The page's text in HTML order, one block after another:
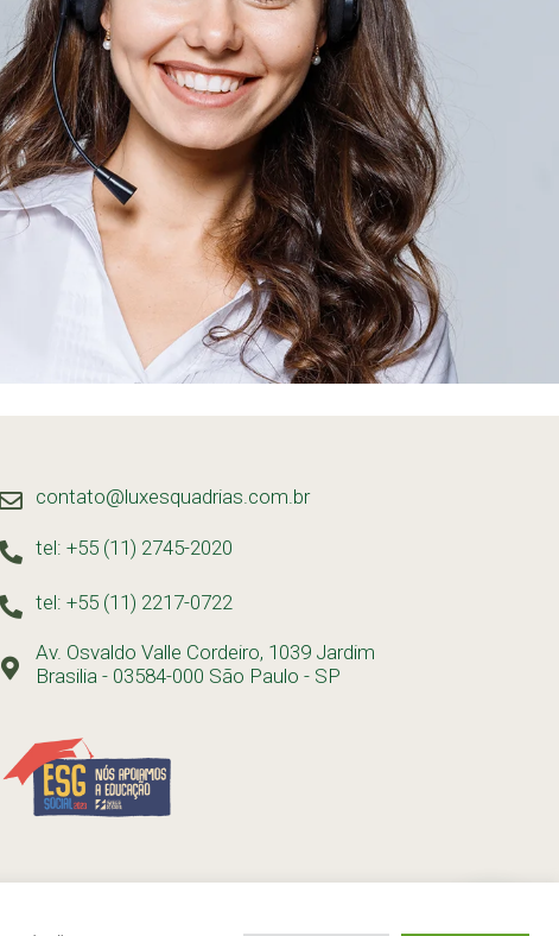
contato@luxesquadrias.com.br
tel: +55 (11) 2745-2020
tel: +55 (11) 2217-0722
Av. Osvaldo Valle Cordeiro, 1039 Jardim
Brasilia - 03584-000 São Paulo - SP